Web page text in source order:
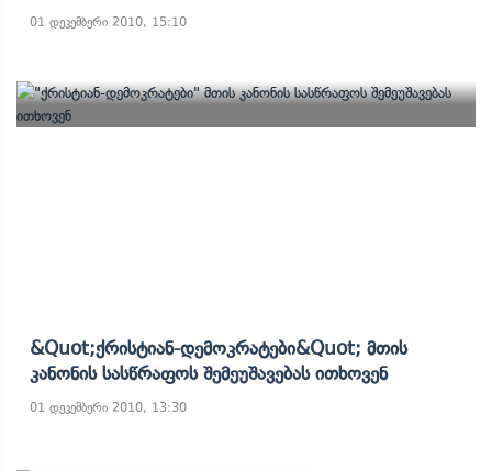
01 დეკემბერი 2010, 15:10
&quot;ქრისტიან-Დემოკრატები&quot; Მთის
Კანონის Სასწრაფოს Შემეუშავებას Ითხოვენ
01 დეკემბერი 2010, 13:30